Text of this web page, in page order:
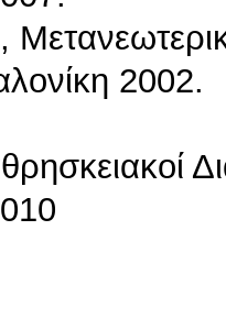
2002.